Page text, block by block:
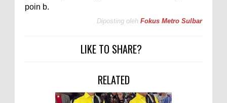
poin b.
Diposting oleh Fokus Metro Sulbar
LIKE TO SHARE?
RELATED